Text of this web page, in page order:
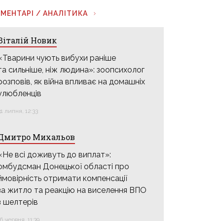
/ АНАЛІТИКА
Новик
чують вибухи раніше
сильніше, ніж людина»: зоопсихолог
як війна впливає на домашніх
липня, 12:33
Михальов
всі доживуть до виплат»:
Донецької області про
отримати компенсації
житло та реакцію на виселення ВПО
шелтерів
червня, 11:39